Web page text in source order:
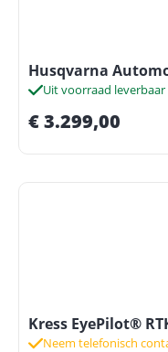
Husqvarna
Uit voorraad leverbaar
€3.299,00
Kress EyePilot®
Neem telefonisch